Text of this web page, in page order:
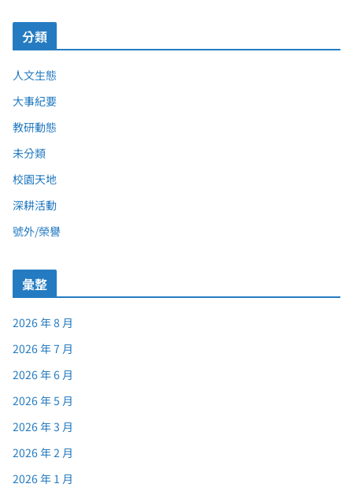
分類
人文生態
大事紀要
教研動態
未分類
校園天地
深耕活動
號外/榮譽
彙整
2026 年 8 月
2026 年 7 月
2026 年 6 月
2026 年 5 月
2026 年 3 月
2026 年 2 月
2026 年 1 月